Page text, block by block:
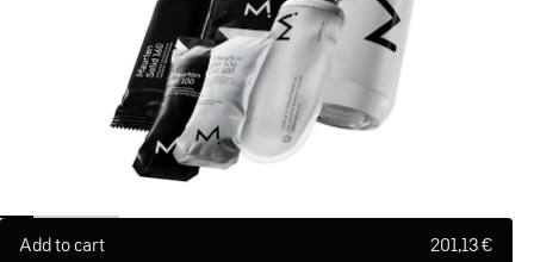
Add to cart 201,13€